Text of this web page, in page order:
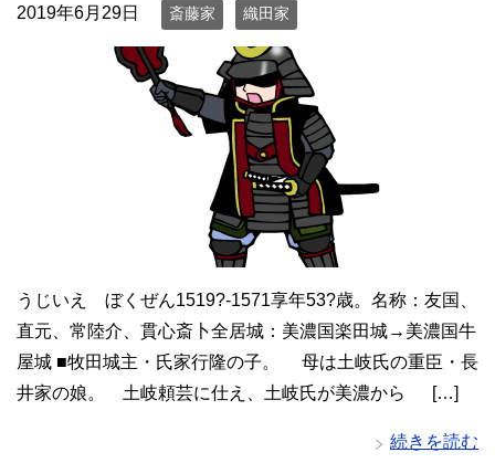
2019年6月29日 斎藤家 織田家
うじいえ ぼくぜん1519?-1571享年53?歳。名称：友国、
直元、常陸介、貫心斎卜全居城：美濃国楽田城→美濃国牛
屋城 ■牧田城主・氏家行隆の子。 母は土岐氏の重臣・長
井家の娘。 土岐頼芸に仕え、土岐氏が美濃から […]
続きを読む